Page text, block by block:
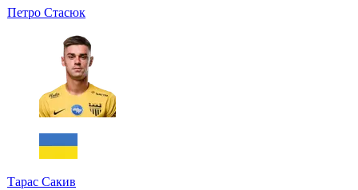
Петро Стасюк
Тарас Сакив